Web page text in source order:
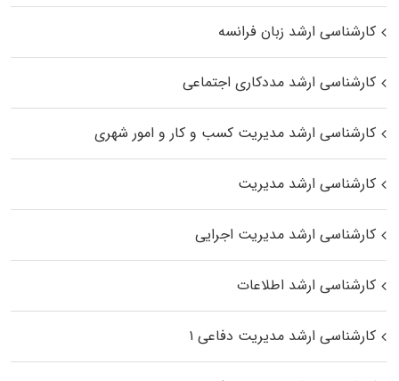
کارشناسی ارشد زبان فرانسه
کارشناسی ارشد مددکاری اجتماعی
کارشناسی ارشد مدیریت کسب و کار و امور شهری
کارشناسی ارشد مدیریت
کارشناسی ارشد مدیریت اجرایی
کارشناسی ارشد اطلاعات
کارشناسی ارشد مدیریت دفاعی ۱